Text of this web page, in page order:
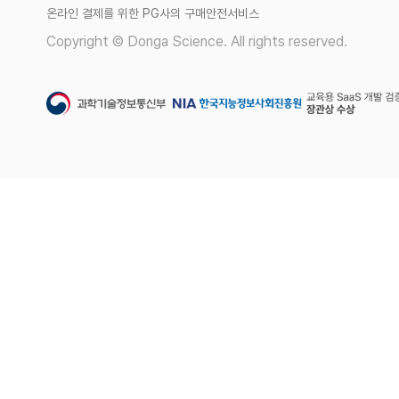
온라인 결제를 위한 PG사의 구매안전서비스
Copyright © Donga Science. All rights reserved.